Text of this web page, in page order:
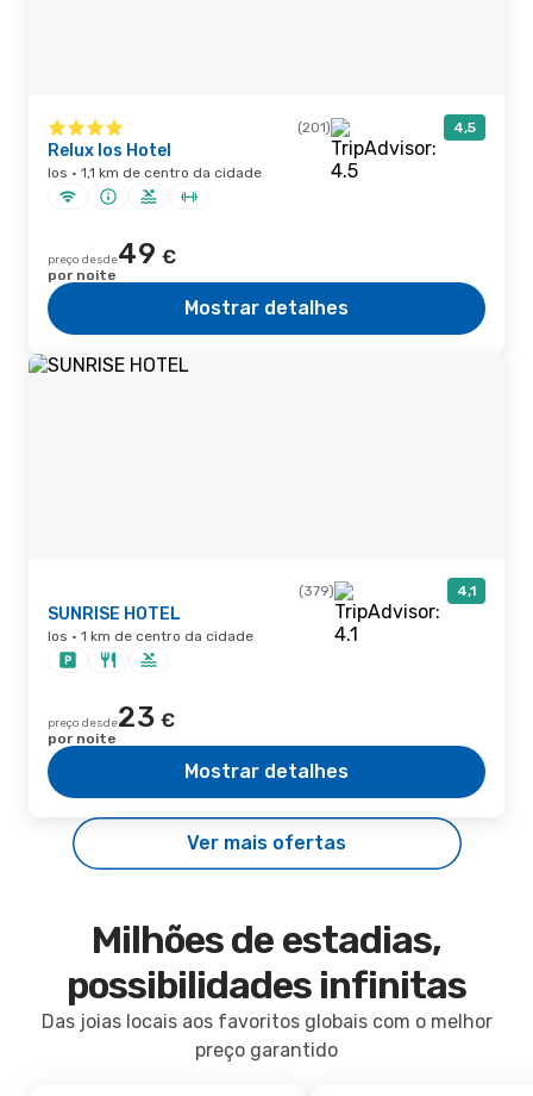
(201) 4,5
Relux Ios Hotel
Ios · 1,1 km de centro da cidade
preço desde49 €
por noite
Mostrar detalhes
(379) 4,1
SUNRISE HOTEL
Ios · 1 km de centro da cidade
preço desde23 €
por noite
Mostrar detalhes
Ver mais ofertas
Milhões de estadias,
possibilidades infinitas
Das joias locais aos favoritos globais com o melhor
preço garantido